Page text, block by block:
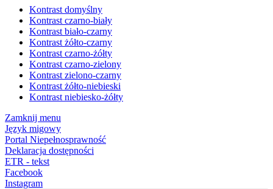
Kontrast domyślny
Kontrast czarno-biały
Kontrast biało-czarny
Kontrast żółto-czarny
Kontrast czarno-żółty
Kontrast czarno-zielony
Kontrast zielono-czarny
Kontrast żółto-niebieski
Kontrast niebiesko-żółty
Zamknij menu
Język migowy
Portal Niepełnosprawność
Deklaracja dostępności
ETR - tekst
Facebook
Instagram